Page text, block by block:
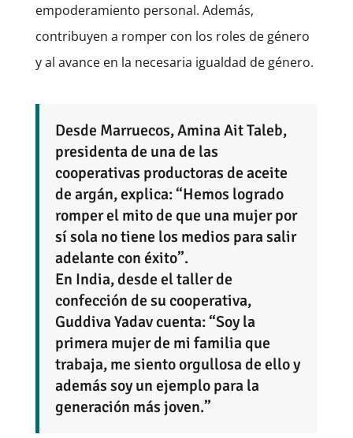
empoderamiento personal. Además,
contribuyen a romper con los roles de género
y al avance en la necesaria igualdad de género.
Desde Marruecos, Amina Ait Taleb,
presidenta de una de las
cooperativas productoras de aceite
de argán, explica: “Hemos logrado
romper el mito de que una mujer por
sí sola no tiene los medios para salir
adelante con éxito”.
En India, desde el taller de
confección de su cooperativa,
Guddiva Yadav cuenta: “Soy la
primera mujer de mi familia que
trabaja, me siento orgullosa de ello y
además soy un ejemplo para la
generación más joven.”